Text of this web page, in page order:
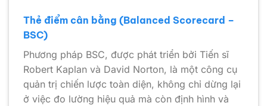
Thẻ điểm cân bằng (Balanced Scorecard –
BSC)
Phương pháp BSC, được phát triển bởi Tiến sĩ
Robert Kaplan và David Norton, là một công cụ
quản trị chiến lược toàn diện, không chỉ dừng lại
ở việc đo lường hiệu quả mà còn định hình và